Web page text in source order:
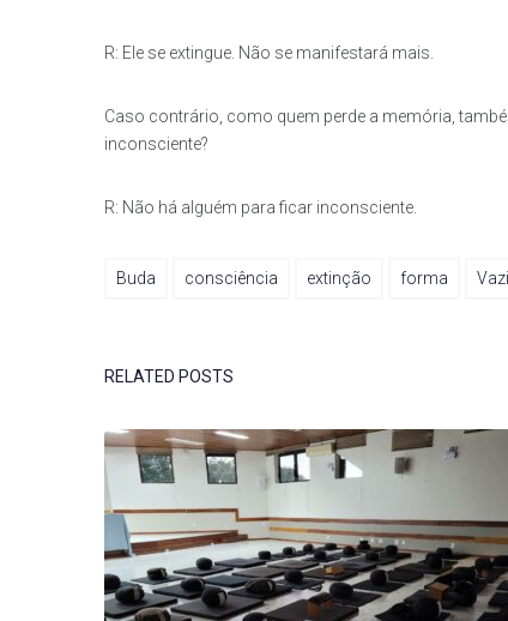
R: Ele se extingue. Não se manifestará mais.
Caso contrário, como quem perde a memória,
inconsciente?
R: Não há alguém para ficar inconsciente.
Buda consciência extinção forma
RELATED POSTS